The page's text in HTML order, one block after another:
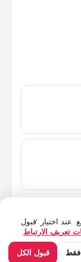
عند اختيار ‘قبول
تعريف الارتباط
فقط قبول الكل